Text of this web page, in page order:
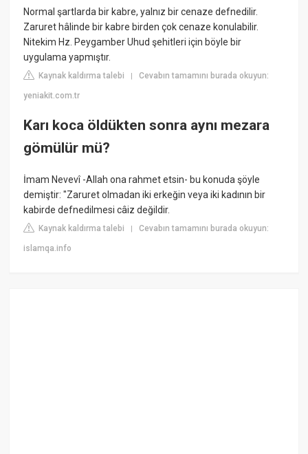
Normal şartlarda bir kabre, yalnız bir cenaze defnedilir.
Zaruret hâlinde bir kabre birden çok cenaze konulabilir.
Nitekim Hz. Peygamber Uhud şehitleri için böyle bir
uygulama yapmıştır.
Kaynak kaldırma talebi |Cevabın tamamını burada okuyun:
yeniakit.com.tr
Karı koca öldükten sonra aynı mezara
gömülür mü?
İmam Nevevî -Allah ona rahmet etsin- bu konuda şöyle
demiştir: "Zaruret olmadan iki erkeğin veya iki kadının bir
kabirde defnedilmesi câiz değildir.
Kaynak kaldırma talebi |Cevabın tamamını burada okuyun:
islamqa.info